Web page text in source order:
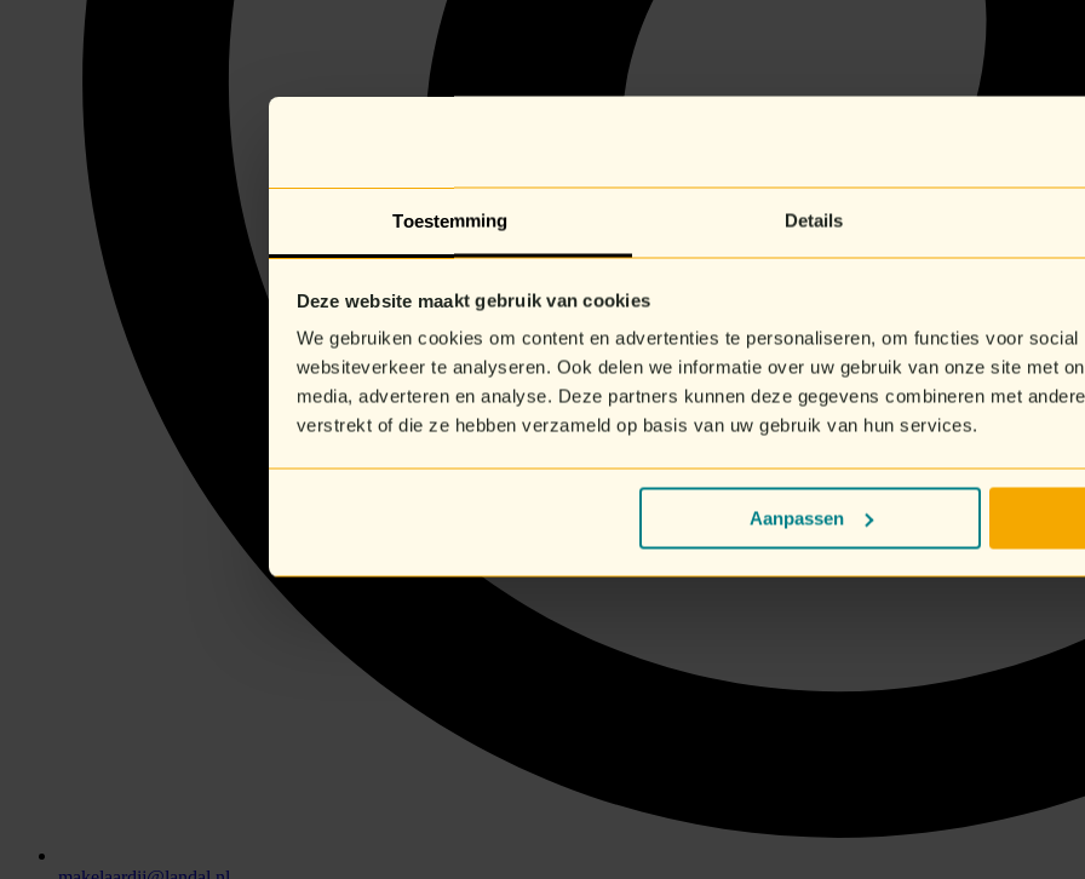
Toestemming Details
Deze website maakt gebruik van cookies
We gebruiken cookies om content en advertenties te personaliseren, om functies voor
websiteverkeer te analyseren. Ook delen we informatie over uw gebruik van onze site met
media, adverteren en analyse. Deze partners kunnen deze gegevens combineren met
verstrekt of die ze hebben verzameld op basis van uw gebruik van hun services.
Aanpassen